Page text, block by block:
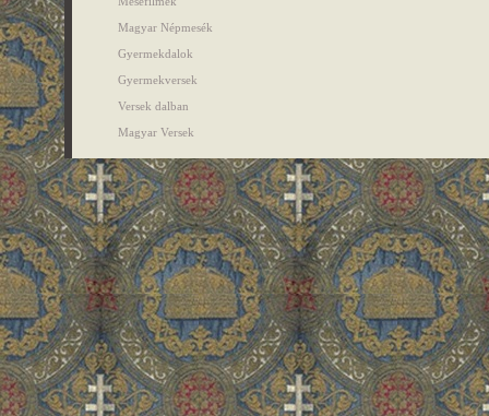
Magyar Népmesék
Gyermekdalok
Gyermekversek
Versek dalban
Magyar Versek